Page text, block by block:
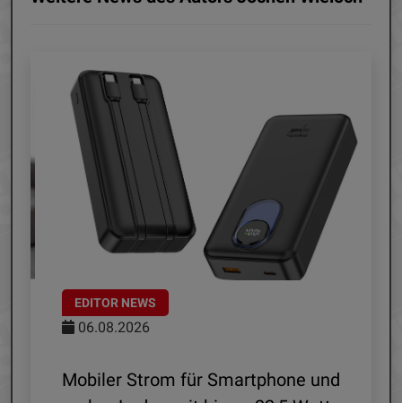
EDITOR NEWS
06.08.2026
Mobiler Strom für Smartphone und